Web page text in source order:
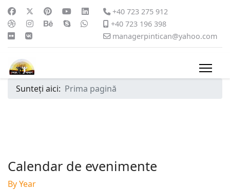
+40 723 275 912
+40 723 196 398
managerpintican@yahoo.com
Sunteți aici: Prima pagină
Calendar de evenimente
By Year